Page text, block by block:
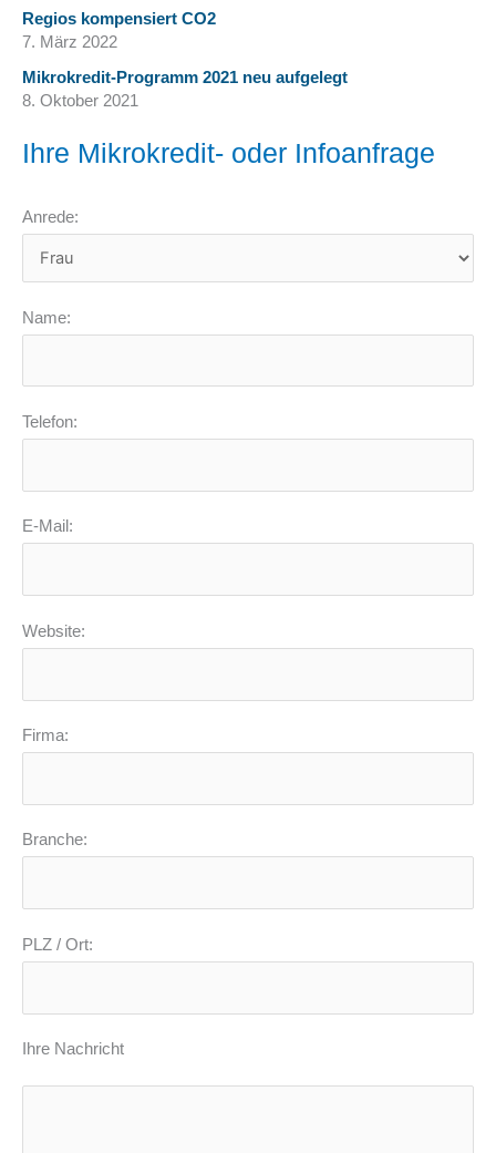
Regios kompensiert CO2
7. März 2022
Mikrokredit-Programm 2021 neu aufgelegt
8. Oktober 2021
Ihre Mikrokredit- oder Infoanfrage
Anrede:
Name:
Telefon:
E-Mail:
Website:
Firma:
Branche:
PLZ / Ort:
Ihre Nachricht